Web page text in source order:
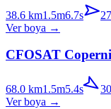
38.6 km1.5m6.7s
Ver boya →
CFOSAT
68.0 km1.5m5.4s
Ver boya →